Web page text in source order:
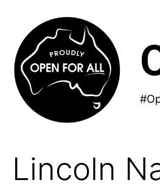
content
Lincoln